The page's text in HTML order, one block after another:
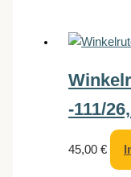
-111/
45,00€